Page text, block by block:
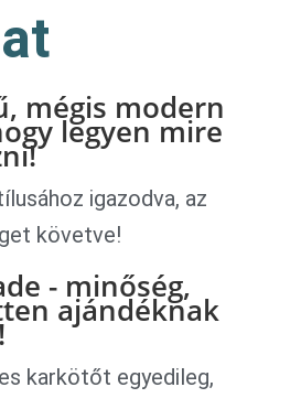
mégis modern
legyen mire
igazodva, az
követve!
- minőség,
ajándéknak
karkötőt egyedileg,